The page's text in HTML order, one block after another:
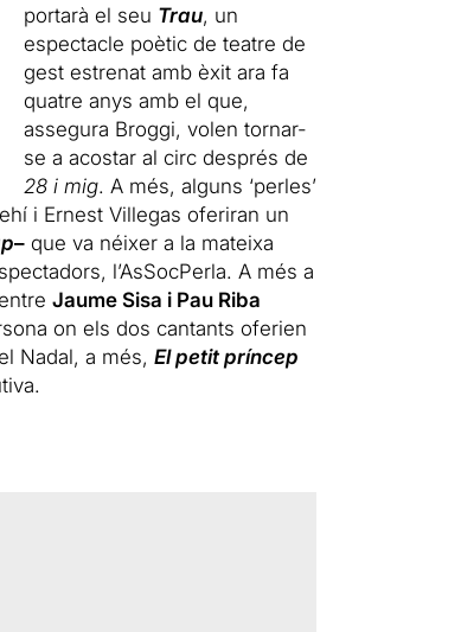
portarà el seu Trau, un
espectacle poètic de teatre de
gest estrenat amb èxit ara fa
quatre anys amb el que,
assegura Broggi, volen tornar-
se a acostar al circ després de
28 i mig. A més, alguns ‘perles’
i Ernest Villegas oferiran un
–que va néixer a la mateixa
l’AsSocPerla. A més a
Jaume Sisa i Pau Riba
on els dos cantants oferien
Nadal, a més, El petit príncep